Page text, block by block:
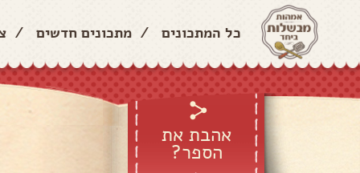
כל המתכונים / מתכונים חדשים /
אהבת את
הספר?